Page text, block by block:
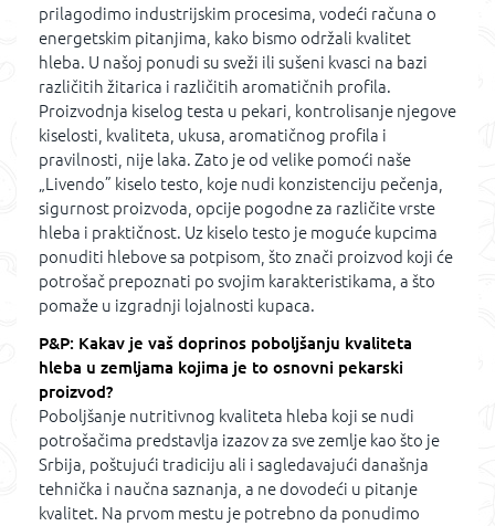
prilagodimo industrijskim procesima, vodeći računa o
energetskim pitanjima, kako bismo održali kvalitet
hleba. U našoj ponudi su sveži ili sušeni kvasci na bazi
različitih žitarica i različitih aromatičnih profila.
Proizvodnja kiselog testa u pekari, kontrolisanje njegove
kiselosti, kvaliteta, ukusa, aromatičnog profila i
pravilnosti, nije laka. Zato je od velike pomoći naše
„Livendo” kiselo testo, koje nudi konzistenciju pečenja,
sigurnost proizvoda, opcije pogodne za različite vrste
hleba i praktičnost. Uz kiselo testo je moguće kupcima
ponuditi hlebove sa potpisom, što znači proizvod koji će
potrošač prepoznati po svojim karakteristikama, a što
pomaže u izgradnji lojalnosti kupaca.
P&P: Kakav je vaš doprinos poboljšanju kvaliteta
hleba u zemljama kojima je to osnovni pekarski
proizvod?
Poboljšanje nutritivnog kvaliteta hleba koji se nudi
potrošačima predstavlja izazov za sve zemlje kao što je
Srbija, poštujući tradiciju ali i sagledavajući današnja
tehnička i naučna saznanja, a ne dovodeći u pitanje
kvalitet. Na prvom mestu je potrebno da ponudimo